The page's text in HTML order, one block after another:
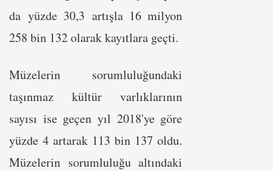
da yüzde 30,3 artışla 16 milyon
258 bin 132 olarak kayıtlara geçti.
Müzelerin sorumluluğundaki
taşınmaz kültür varlıklarının
sayısı ise geçen yıl 2018'ye göre
yüzde 4 artarak 113 bin 137 oldu.
Müzelerin sorumluluğu altındaki